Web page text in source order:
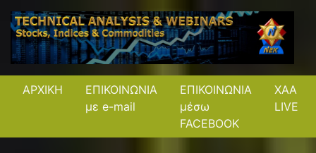
ΑΡΧΙΚΗ
ΕΠΙΚΟΙΝΩΝΙΑ
με e-mail
ΕΠΙΚΟΙΝΩΝΙΑ
μέσω
FACEBOOK
XAA
LIVE